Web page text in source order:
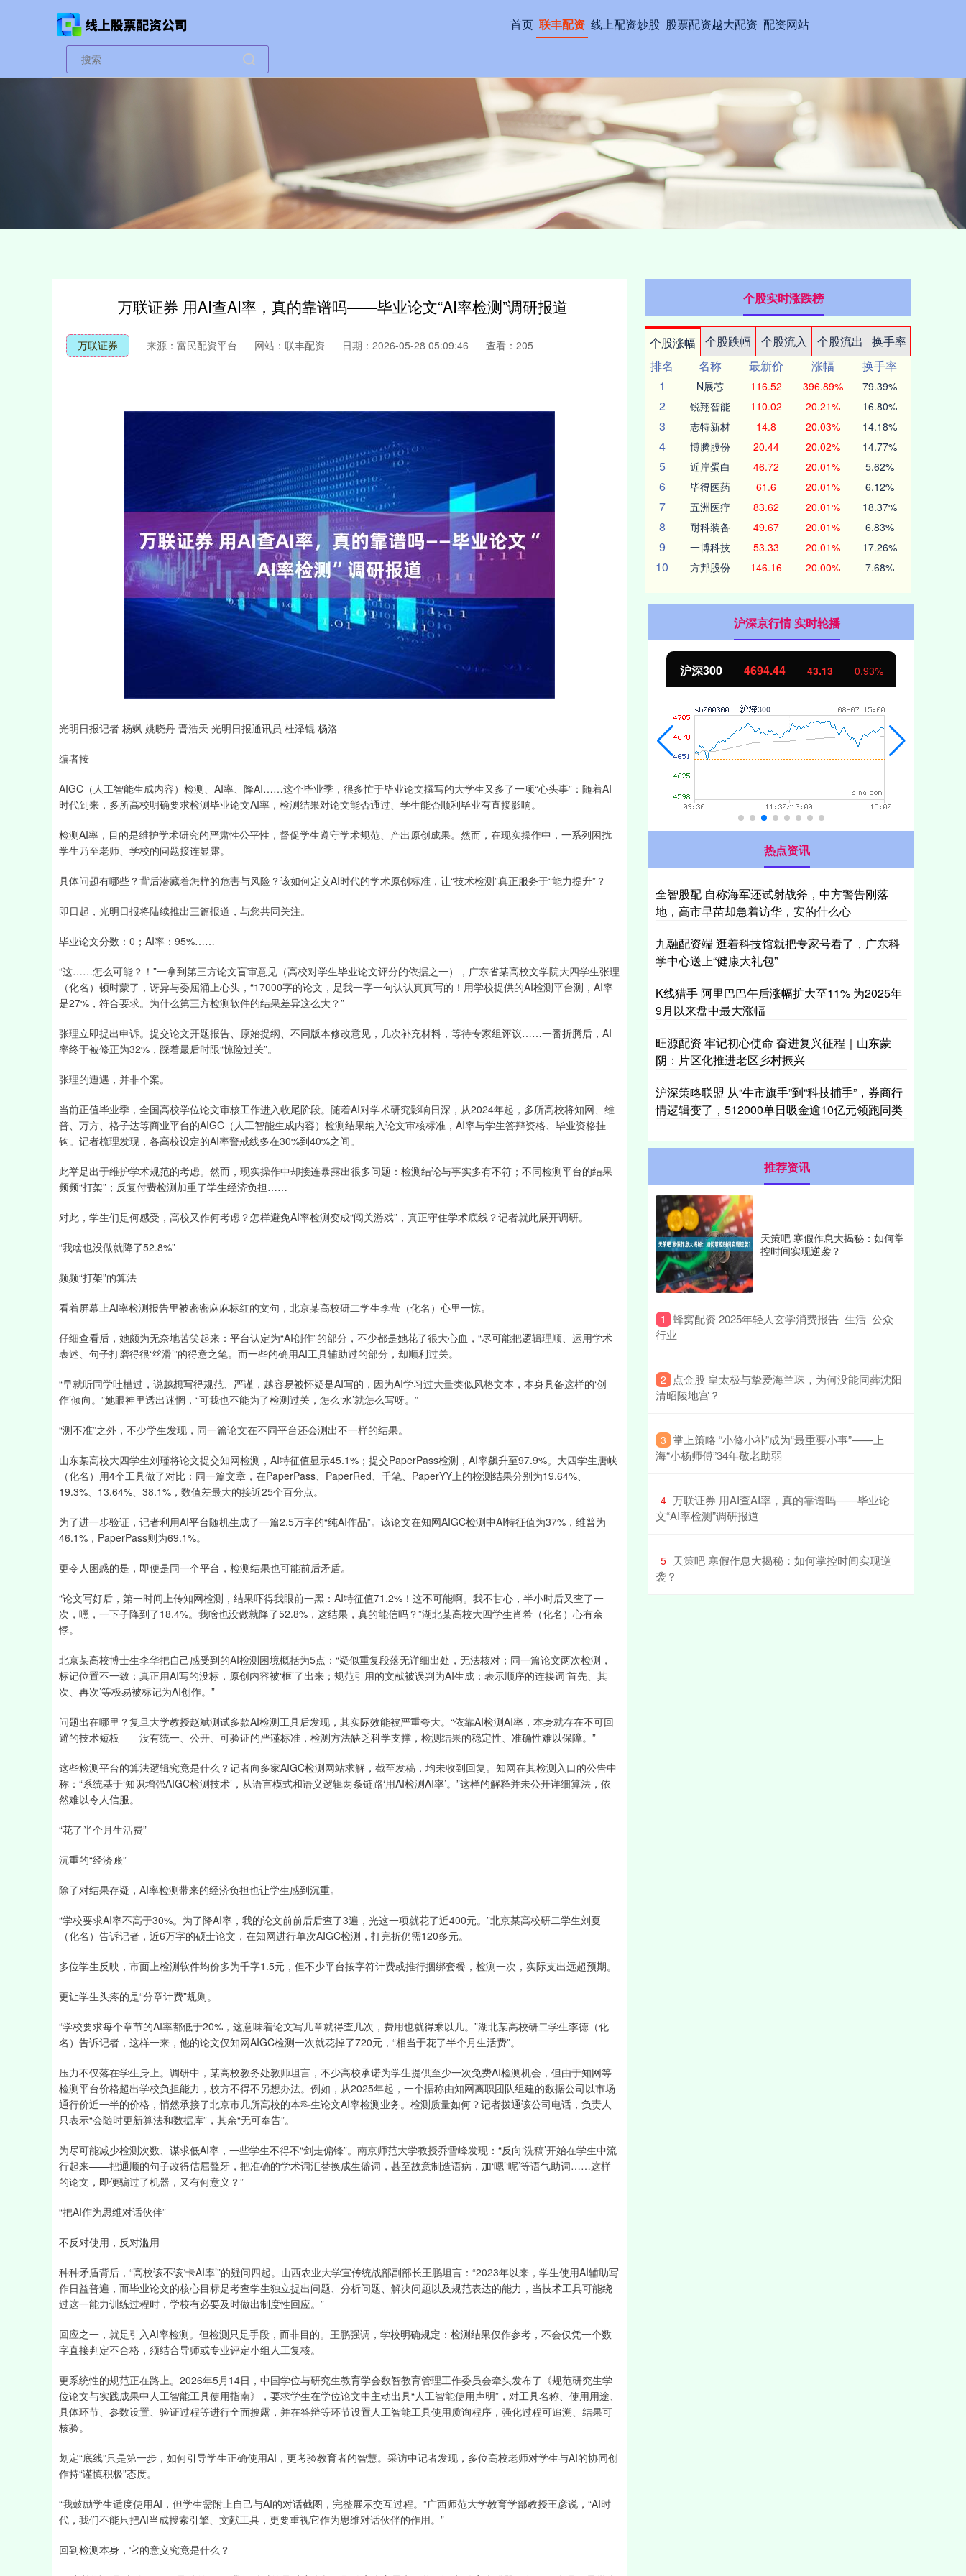
首页 联丰配资 线上配资炒股 股票配资越大配资 配资网站
万联证券 用AI查AI率，真的靠谱吗——毕业论文“AI率检测”调研报道
万联证券 来源：富民配资平台 网站：联丰配资 日期：2026-05-28 05:09:46 查看：205
光明日报记者 杨飒 姚晓丹 晋浩天 光明日报通讯员 杜泽锟 杨洛
编者按
AIGC（人工智能生成内容）检测、AI率、降AI……这个毕业季，很多忙于毕业论文撰写的大学生又多了一项“心头事”：随着AI
时代到来，多所高校明确要求检测毕业论文AI率，检测结果对论文能否通过、学生能否顺利毕业有直接影响。
检测AI率，目的是维护学术研究的严肃性公平性，督促学生遵守学术规范、产出原创成果。然而，在现实操作中，一系列困扰
学生乃至老师、学校的问题接连显露。
具体问题有哪些？背后潜藏着怎样的危害与风险？该如何定义AI时代的学术原创标准，让“技术检测”真正服务于“能力提升”？
即日起，光明日报将陆续推出三篇报道，与您共同关注。
毕业论文分数：0；AI率：95%……
“这……怎么可能？！”一拿到第三方论文盲审意见（高校对学生毕业论文评分的依据之一），广东省某高校文学院大四学生张理
（化名）顿时蒙了，讶异与委屈涌上心头，“17000字的论文，是我一字一句认认真真写的！用学校提供的AI检测平台测，AI率
是27%，符合要求。为什么第三方检测软件的结果差异这么大？”
张理立即提出申诉。提交论文开题报告、原始提纲、不同版本修改意见，几次补充材料，等待专家组评议……一番折腾后，AI
率终于被修正为32%，踩着最后时限“惊险过关”。
张理的遭遇，并非个案。
当前正值毕业季，全国高校学位论文审核工作进入收尾阶段。随着AI对学术研究影响日深，从2024年起，多所高校将知网、维
普、万方、格子达等商业平台的AIGC（人工智能生成内容）检测结果纳入论文审核标准，AI率与学生答辩资格、毕业资格挂
钩。记者梳理发现，各高校设定的AI率警戒线多在30%到40%之间。
此举是出于维护学术规范的考虑。然而，现实操作中却接连暴露出很多问题：检测结论与事实多有不符；不同检测平台的结果
频频“打架”；反复付费检测加重了学生经济负担……
对此，学生们是何感受，高校又作何考虑？怎样避免AI率检测变成“闯关游戏”，真正守住学术底线？记者就此展开调研。
“我啥也没做就降了52.8%”
频频“打架”的算法
看着屏幕上AI率检测报告里被密密麻麻标红的文句，北京某高校研二学生李萤（化名）心里一惊。
仔细查看后，她颇为无奈地苦笑起来：平台认定为“AI创作”的部分，不少都是她花了很大心血，“尽可能把逻辑理顺、运用学术
表述、句子打磨得很‘丝滑’”的得意之笔。而一些的确用AI工具辅助过的部分，却顺利过关。
“早就听同学吐槽过，说越想写得规范、严谨，越容易被怀疑是AI写的，因为AI学习过大量类似风格文本，本身具备这样的‘创
作’倾向。”她眼神里透出迷惘，“可我也不能为了检测过关，怎么‘水’就怎么写呀。”
“测不准”之外，不少学生发现，同一篇论文在不同平台还会测出不一样的结果。
山东某高校大四学生刘瑾将论文提交知网检测，AI特征值显示45.1%；提交PaperPass检测，AI率飙升至97.9%。大四学生唐峡
（化名）用4个工具做了对比：同一篇文章，在PaperPass、PaperRed、千笔、PaperYY上的检测结果分别为19.64%、
19.3%、13.64%、38.1%，数值差最大的接近25个百分点。
为了进一步验证，记者利用AI平台随机生成了一篇2.5万字的“纯AI作品”。该论文在知网AIGC检测中AI特征值为37%，维普为
46.1%，PaperPass则为69.1%。
更令人困惑的是，即便是同一个平台，检测结果也可能前后矛盾。
“论文写好后，第一时间上传知网检测，结果吓得我眼前一黑：AI特征值71.2%！这不可能啊。我不甘心，半小时后又查了一
次，嘿，一下子降到了18.4%。我啥也没做就降了52.8%，这结果，真的能信吗？”湖北某高校大四学生肖希（化名）心有余
悸。
北京某高校博士生李华把自己感受到的AI检测困境概括为5点：“疑似重复段落无详细出处，无法核对；同一篇论文两次检测，
标记位置不一致；真正用AI写的没标，原创内容被‘框’了出来；规范引用的文献被误判为AI生成；表示顺序的连接词‘首先、其
次、再次’等极易被标记为AI创作。”
问题出在哪里？复旦大学教授赵斌测试多款AI检测工具后发现，其实际效能被严重夸大。“依靠AI检测AI率，本身就存在不可回
避的技术短板——没有统一、公开、可验证的严谨标准，检测方法缺乏科学支撑，检测结果的稳定性、准确性难以保障。”
这些检测平台的算法逻辑究竟是什么？记者向多家AIGC检测网站求解，截至发稿，均未收到回复。知网在其检测入口的公告中
称：“系统基于‘知识增强AIGC检测技术’，从语言模式和语义逻辑两条链路‘用AI检测AI率’。”这样的解释并未公开详细算法，依
然难以令人信服。
“花了半个月生活费”
沉重的“经济账”
除了对结果存疑，AI率检测带来的经济负担也让学生感到沉重。
“学校要求AI率不高于30%。为了降AI率，我的论文前前后后查了3遍，光这一项就花了近400元。”北京某高校研二学生刘夏
（化名）告诉记者，近6万字的硕士论文，在知网进行单次AIGC检测，打完折仍需120多元。
多位学生反映，市面上检测软件均价多为千字1.5元，但不少平台按字符计费或推行捆绑套餐，检测一次，实际支出远超预期。
更让学生头疼的是“分章计费”规则。
“学校要求每个章节的AI率都低于20%，这意味着论文写几章就得查几次，费用也就得乘以几。”湖北某高校研二学生李德（化
名）告诉记者，这样一来，他的论文仅知网AIGC检测一次就花掉了720元，“相当于花了半个月生活费”。
压力不仅落在学生身上。调研中，某高校教务处教师坦言，不少高校承诺为学生提供至少一次免费AI检测机会，但由于知网等
检测平台价格超出学校负担能力，校方不得不另想办法。例如，从2025年起，一个据称由知网离职团队组建的数据公司以市场
通行价近一半的价格，悄然承接了北京市几所高校的本科生论文AI率检测业务。检测质量如何？记者拨通该公司电话，负责人
只表示“会随时更新算法和数据库”，其余“无可奉告”。
为尽可能减少检测次数、谋求低AI率，一些学生不得不“剑走偏锋”。南京师范大学教授乔雪峰发现：“反向‘洗稿’开始在学生中流
行起来——把通顺的句子改得佶屈聱牙，把准确的学术词汇替换成生僻词，甚至故意制造语病，加‘嗯’‘呢’等语气助词……这样
的论文，即便骗过了机器，又有何意义？”
“把AI作为思维对话伙伴”
不反对使用，反对滥用
种种矛盾背后，“高校该不该‘卡AI率’”的疑问四起。山西农业大学宣传统战部副部长王鹏坦言：“2023年以来，学生使用AI辅助写
作日益普遍，而毕业论文的核心目标是考查学生独立提出问题、分析问题、解决问题以及规范表达的能力，当技术工具可能绕
过这一能力训练过程时，学校有必要及时做出制度性回应。”
回应之一，就是引入AI率检测。但检测只是手段，而非目的。王鹏强调，学校明确规定：检测结果仅作参考，不会仅凭一个数
字直接判定不合格，须结合导师或专业评定小组人工复核。
更系统性的规范正在路上。2026年5月14日，中国学位与研究生教育学会数智教育管理工作委员会牵头发布了《规范研究生学
位论文与实践成果中人工智能工具使用指南》，要求学生在学位论文中主动出具“人工智能使用声明”，对工具名称、使用用途、
具体环节、参数设置、验证过程等进行全面披露，并在答辩等环节设置人工智能工具使用质询程序，强化过程可追溯、结果可
核验。
划定“底线”只是第一步，如何引导学生正确使用AI，更考验教育者的智慧。采访中记者发现，多位高校老师对学生与AI的协同创
作持“谨慎积极”态度。
“我鼓励学生适度使用AI，但学生需附上自己与AI的对话截图，完整展示交互过程。”广西师范大学教育学部教授王彦说，“AI时
代，我们不能只把AI当成搜索引擎、文献工具，更要重视它作为思维对话伙伴的作用。”
回到检测本身，它的意义究竟是什么？
个股实时涨跌榜
个股涨幅 个股跌幅 个股流入 个股流出
换手率
排名
名称 最新价 涨幅
换手率
1
N展芯 116.52 396.89% 79.39%
2 锐翔智能 110.02 20.21% 16.80%
3 志特新材 14.8 20.03% 14.18%
4 博腾股份 20.44 20.02% 14.77%
5 近岸蛋白 46.72 20.01% 5.62%
6 毕得医药 61.6 20.01% 6.12%
7 五洲医疗 83.62 20.01% 18.37%
8 耐科装备 49.67 20.01% 6.83%
9 一博科技 53.33 20.01% 17.26%
10 方邦股份 146.16 20.00% 7.68%
沪深京行情 实时轮播
1.42% 沪深300 4694.44 北证50 1134.24 11.37 1.01%
热点资讯
全智股配 自称海军还试射战斧，中方警告刚落
地，高市早苗却急着访华，安的什么心
九融配资端 逛着科技馆就把专家号看了，广东科
学中心送上“健康大礼包”
K线猎手 阿里巴巴午后涨幅扩大至11% 为2025年
9月以来盘中最大涨幅
旺源配资 牢记初心使命 奋进复兴征程｜山东蒙
阴：片区化推进老区乡村振兴
沪深策略联盟 从“牛市旗手”到“科技捕手”，券商行
情逻辑变了，512000单日吸金逾10亿元领跑同类
推荐资讯
天策吧 寒假作息大揭秘：如何掌
控时间实现逆袭？
1 ​蜂窝配资 2025年轻人玄学消费报告_生活_公众_
行业
2 ​点金股 皇太极与挚爱海兰珠，为何没能同葬沈阳
清昭陵地宫？
3 ​掌上策略 “小修小补”成为“最重要小事”——上
海“小杨师傅”34年敬老助弱
4 ​万联证券 用AI查AI率，真的靠谱吗——毕业论
文“AI率检测”调研报道
5 ​天策吧 寒假作息大揭秘：如何掌控时间实现逆
袭？